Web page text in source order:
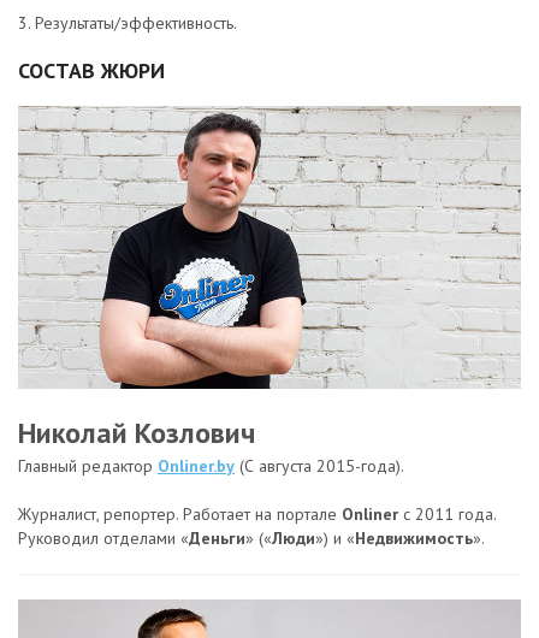
3. Результаты/эффективность.
СОСТАВ ЖЮРИ
Николай Козлович
Главный редактор Onliner.by (С августа 2015-года).
Журналист, репортер. Работает на портале Onliner c 2011 года.
Руководил отделами «Деньги» («Люди») и «Недвижимость».